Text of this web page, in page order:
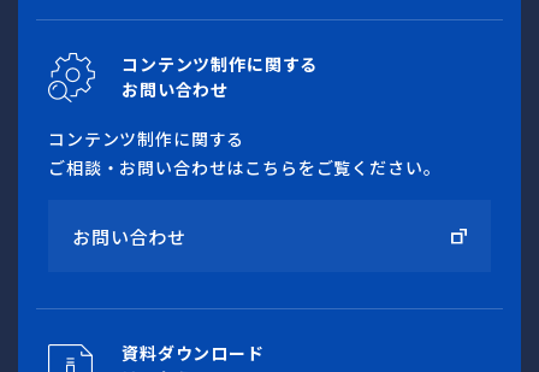
コンテンツ制作に関する
お問い合わせ
コンテンツ制作に関する
ご相談・お問い合わせはこちらをご覧ください。
お問い合わせ
資料ダウンロード